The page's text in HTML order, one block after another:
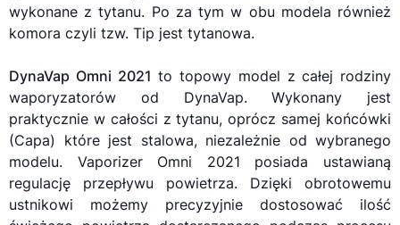
wykonane z tytanu. Po za tym w obu modela również
komora czyli tzw. Tip jest tytanowa.
DynaVap Omni 2021 to topowy model z całej rodziny
waporyzatorów od DynaVap. Wykonany jest
praktycznie w całości z tytanu, oprócz samej końcówki
(Capa) które jest stalowa, niezależnie od wybranego
modelu. VaporizerOmni 2021 posiada ustawianą
regulację przepływu powietrza. Dzięki obrotowemu
ustnikowi możemy precyzyjnie dostosować ilość